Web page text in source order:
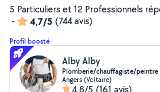
5 Particuliers et 12 Professionnels
-
4,7/5 (744 avis)
Profil boosté
Alby Alby
Plomberie/chauffagiste/peintre
Angers (Voltaire)
4,8/5 (161 avis)